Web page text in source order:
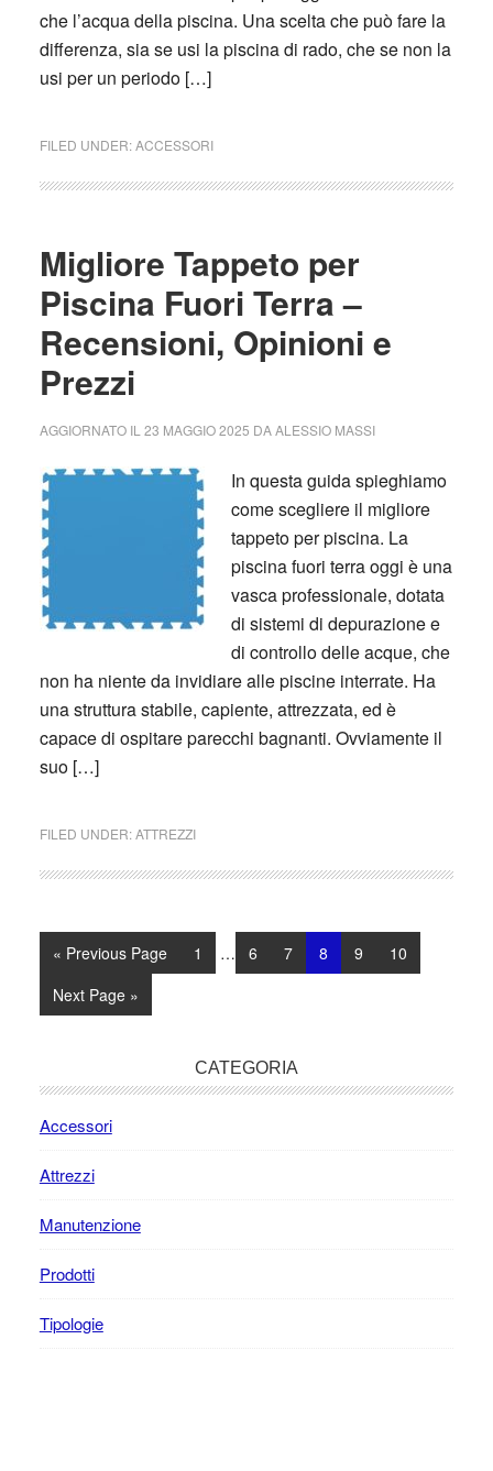
che l’acqua della piscina. Una scelta che può fare la
differenza, sia se usi la piscina di rado, che se non la
usi per un periodo […]
FILED UNDER:ACCESSORI
Migliore Tappeto per
Piscina Fuori Terra –
Recensioni, Opinioni e
Prezzi
AGGIORNATO IL 23 MAGGIO 2025 DAALESSIO MASSI
In questa guida spieghiamo
come scegliere il migliore
tappeto per piscina. La
piscina fuori terra oggi è una
vasca professionale, dotata
di sistemi di depurazione e
di controllo delle acque, che
non ha niente da invidiare alle piscine interrate. Ha
una struttura stabile, capiente, attrezzata, ed è
capace di ospitare parecchi bagnanti. Ovviamente il
suo […]
FILED UNDER:ATTREZZI
« Go
Previous Page Page
1
Interim
… Page
6 Page
7 Page
8 Page
9 Page
10
Go
to
Next Page »
Sidebar
CATEGORIA
Accessori
Attrezzi
Manutenzione
Prodotti
Tipologie